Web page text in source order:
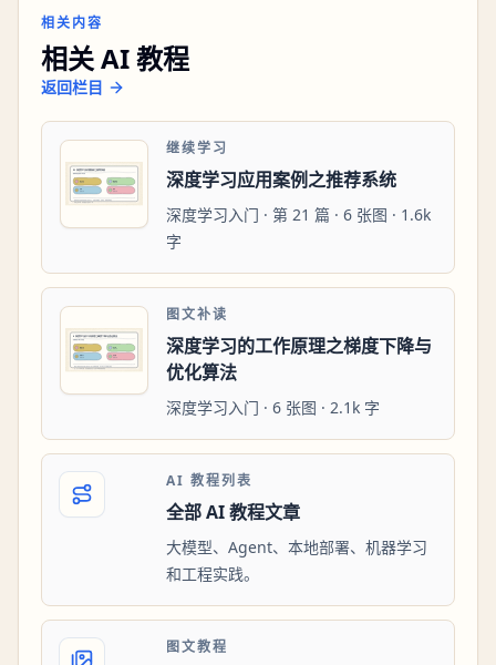
相关内容
相关 AI 教程
返回栏目
继续学习
深度学习应用案例之推荐系统
深度学习入门 · 第 21 篇 · 6 张图 · 1.6k
字
图文补读
深度学习的工作原理之梯度下降与
优化算法
深度学习入门 · 6 张图 · 2.1k 字
AI 教程列表
全部 AI 教程文章
大模型、Agent、本地部署、机器学习
和工程实践。
图文教程